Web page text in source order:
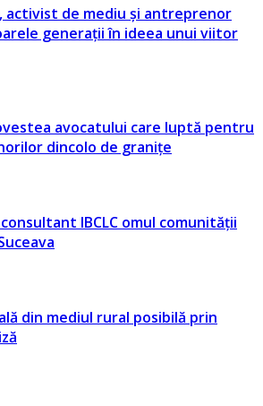
activist de mediu și antreprenor
generații în ideea unui viitor
avocatului care luptă pentru
dincolo de granițe
IBCLC omul comunității
din mediul rural posibilă prin